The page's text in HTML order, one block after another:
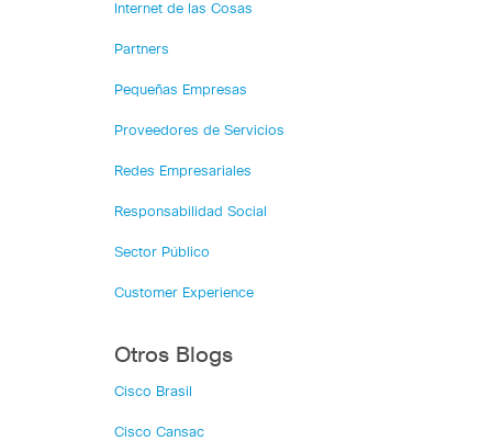
Internet de las Cosas
Partners
Pequeñas Empresas
Proveedores de Servicios
Redes Empresariales
Responsabilidad Social
Sector Público
Customer Experience
Otros Blogs
Cisco Brasil
Cisco Cansac